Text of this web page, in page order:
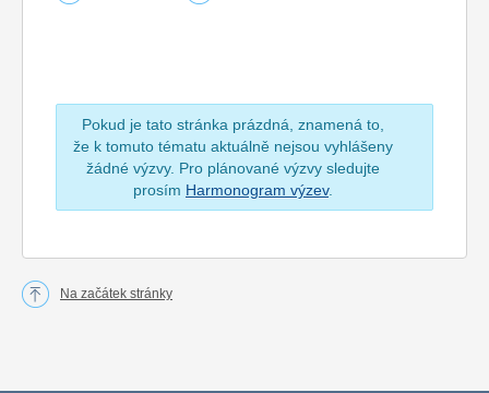
Pokud je tato stránka prázdná, znamená to,
že k tomuto tématu aktuálně nejsou vyhlášeny
žádné výzvy. Pro plánované výzvy sledujte
prosím Harmonogram výzev.
Na začátek stránky